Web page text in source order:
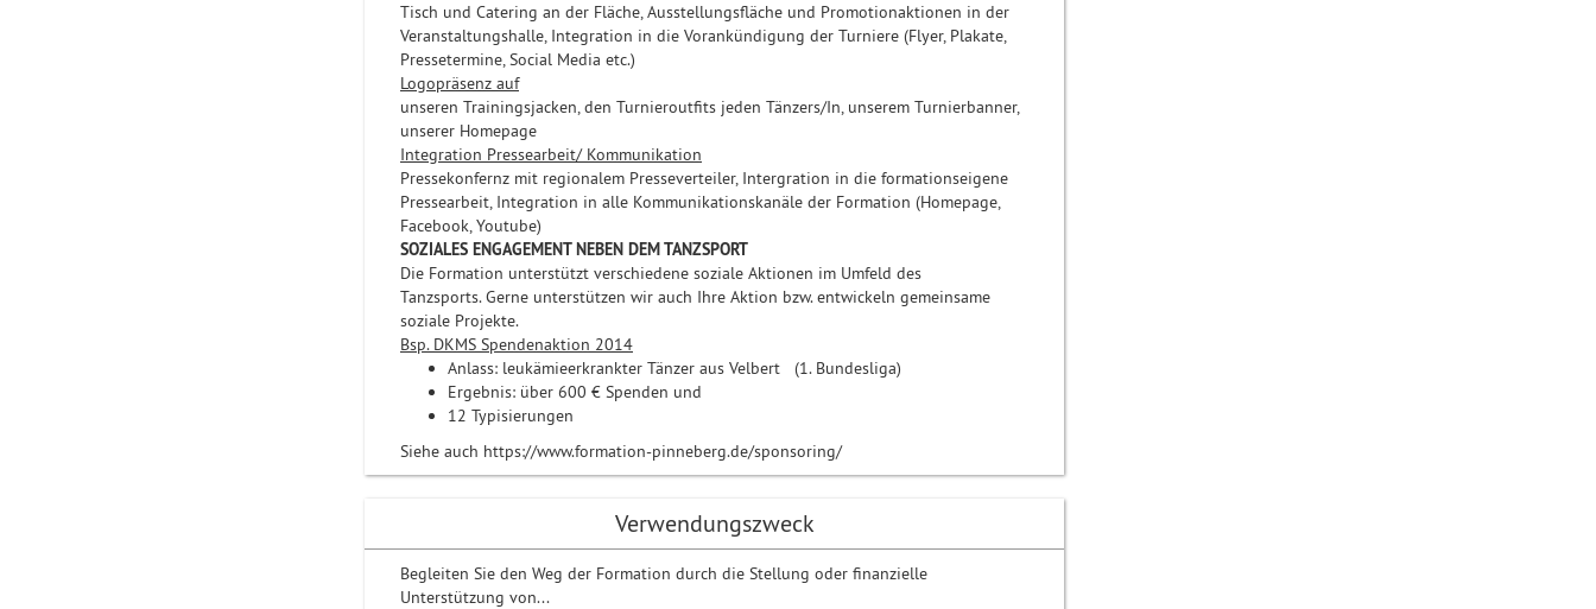
Tisch und Catering an der Fläche, Ausstellungsfläche und Promotionaktionen in der
Veranstaltungshalle, Integration in die Vorankündigung der Turniere (Flyer, Plakate,
Pressetermine, Social Media etc.)
Logopräsenz auf
unseren Trainingsjacken, den Turnieroutfits jeden Tänzers/In, unserem Turnierbanner,
unserer Homepage
Integration Pressearbeit/ Kommunikation
Pressekonfernz mit regionalem Presseverteiler, Intergration in die formationseigene
Pressearbeit, Integration in alle Kommunikationskanäle der Formation (Homepage,
Facebook, Youtube)
SOZIALES ENGAGEMENT NEBEN DEM TANZSPORT
Die Formation unterstützt verschiedene soziale Aktionen im Umfeld des
Tanzsports. Gerne unterstützen wir auch Ihre Aktion bzw. entwickeln gemeinsame
soziale Projekte.
Bsp. DKMS Spendenaktion 2014
Anlass: leukämieerkrankter Tänzer aus Velbert (1. Bundesliga)
Ergebnis: über 600 € Spenden und
12 Typisierungen
Siehe auch https://www.formation-pinneberg.de/sponsoring/
Verwendungszweck
Begleiten Sie den Weg der Formation durch die Stellung oder finanzielle
Unterstützung von...